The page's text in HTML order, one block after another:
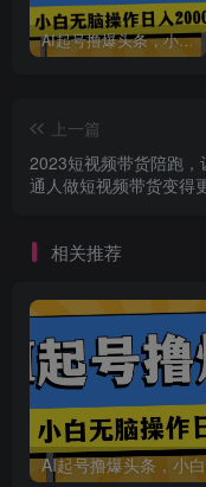
AI起号撸爆头条，小白也能操作，日入2000+
上一篇
2023短视频带货陪跑，
通人做短视频带货变得
相关推荐